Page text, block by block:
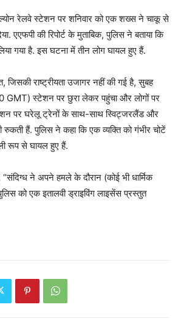
रेलवे स्टेशन पर शनिवार को एक शख्‍स ने चाकू से
एएफपी की रिपोर्ट के मुताबिक, पुलिस ने बताया कि
गया है. इस घटना में तीन लोग घायल हुए हैं.
जिसकी राष्ट्रीयता उजागर नहीं की गई है, सुबह
स्टेशन पर छुरा लेकर पहुंचा और लोगों पर
पर घरेलू ट्रेनों के साथ-साथ स्विट्जरलैंड और
रुकती हैं. पुलिस ने कहा कि एक व्यक्ति को गंभीर चोटें
रूप से घायल हुए हैं.
ने अपने हमले के दौरान (कोई भी धार्मिक
को एक इतालवी ड्राइविंग लाइसेंस प्रस्तुत